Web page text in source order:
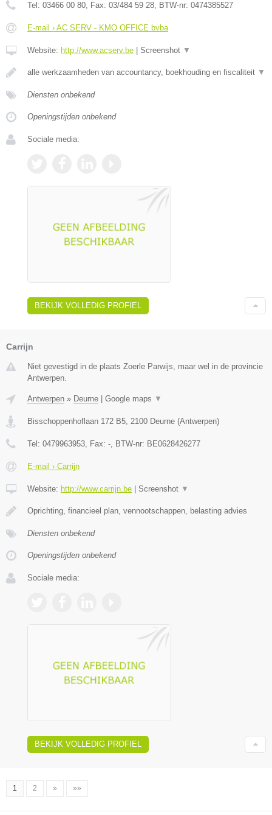
Tel: 03466 00 80, Fax: 03/484 59 28, BTW-nr: 0474385527
E-mail › AC SERV - KMO OFFICE bvba
Website: http://www.acserv.be Screenshot ▼
alle werkzaamheden van accountancy, boekhouding en fiscaliteit ▼
Diensten onbekend
Openingstijden onbekend
Sociale media:
BEKIJK VOLLEDIG PROFIEL
Carrijn
Niet gevestigd in de plaats Zoerle Parwijs, maar wel in de provincie
Antwerpen.
Antwerpen » Deurne Google maps ▼
Bisschoppenhoflaan 172 B5 2100 Deurne (Antwerpen)
Tel: 0479963953 , Fax: - , BTW-nr: BE0628426277
E-mail › Carrijn
Website: http://www.carrijn.be Screenshot ▼
Oprichting, financieel plan, vennootschappen, belasting advies
Diensten onbekend
Openingstijden onbekend
Sociale media:
BEKIJK VOLLEDIG PROFIEL
1 2 » »»